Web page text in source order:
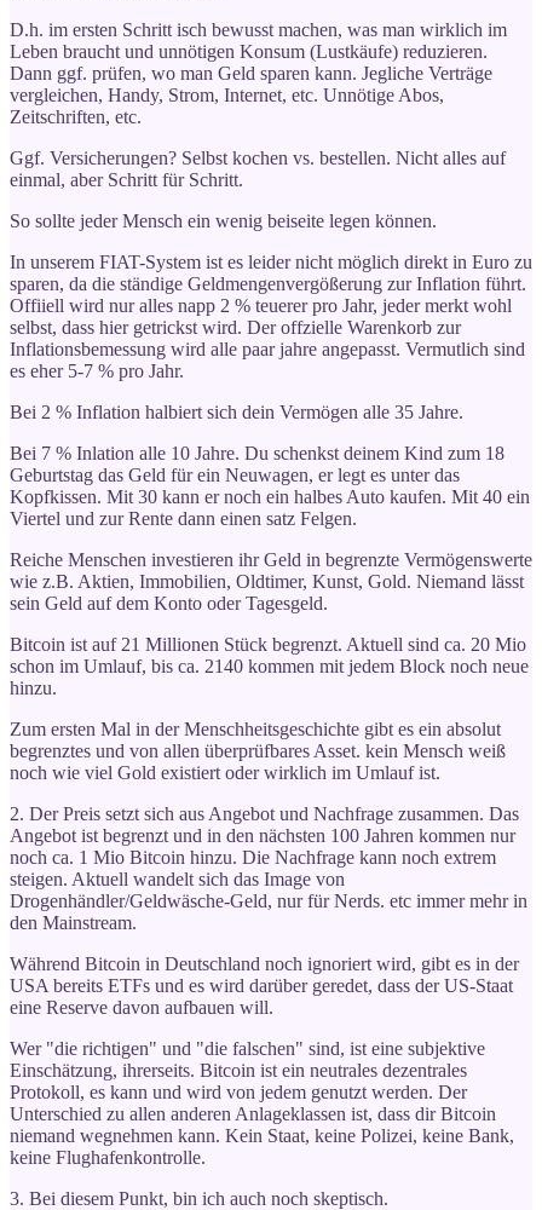
D.h. im ersten Schritt isch bewusst machen, was man wirklich im
Leben braucht und unnötigen Konsum (Lustkäufe) reduzieren.
Dann ggf. prüfen, wo man Geld sparen kann. Jegliche Verträge
vergleichen, Handy, Strom, Internet, etc. Unnötige Abos,
Zeitschriften, etc.
Ggf. Versicherungen? Selbst kochen vs. bestellen. Nicht alles auf
einmal, aber Schritt für Schritt.
So sollte jeder Mensch ein wenig beiseite legen können.
In unserem FIAT-System ist es leider nicht möglich direkt in Euro zu
sparen, da die ständige Geldmengenvergößerung zur Inflation führt.
Offiiell wird nur alles napp 2 % teuerer pro Jahr, jeder merkt wohl
selbst, dass hier getrickst wird. Der offzielle Warenkorb zur
Inflationsbemessung wird alle paar jahre angepasst. Vermutlich sind
es eher 5-7 % pro Jahr.
Bei 2 % Inflation halbiert sich dein Vermögen alle 35 Jahre.
Bei 7 % Inlation alle 10 Jahre. Du schenkst deinem Kind zum 18
Geburtstag das Geld für ein Neuwagen, er legt es unter das
Kopfkissen. Mit 30 kann er noch ein halbes Auto kaufen. Mit 40 ein
Viertel und zur Rente dann einen satz Felgen.
Reiche Menschen investieren ihr Geld in begrenzte Vermögenswerte
wie z.B. Aktien, Immobilien, Oldtimer, Kunst, Gold. Niemand lässt
sein Geld auf dem Konto oder Tagesgeld.
Bitcoin ist auf 21 Millionen Stück begrenzt. Aktuell sind ca. 20 Mio
schon im Umlauf, bis ca. 2140 kommen mit jedem Block noch neue
hinzu.
Zum ersten Mal in der Menschheitsgeschichte gibt es ein absolut
begrenztes und von allen überprüfbares Asset. kein Mensch weiß
noch wie viel Gold existiert oder wirklich im Umlauf ist.
2. Der Preis setzt sich aus Angebot und Nachfrage zusammen. Das
Angebot ist begrenzt und in den nächsten 100 Jahren kommen nur
noch ca. 1 Mio Bitcoin hinzu. Die Nachfrage kann noch extrem
steigen. Aktuell wandelt sich das Image von
Drogenhändler/Geldwäsche-Geld, nur für Nerds. etc immer mehr in
den Mainstream.
Während Bitcoin in Deutschland noch ignoriert wird, gibt es in der
USA bereits ETFs und es wird darüber geredet, dass der US-Staat
eine Reserve davon aufbauen will.
Wer "die richtigen" und "die falschen" sind, ist eine subjektive
Einschätzung, ihrerseits. Bitcoin ist ein neutrales dezentrales
Protokoll, es kann und wird von jedem genutzt werden. Der
Unterschied zu allen anderen Anlageklassen ist, dass dir Bitcoin
niemand wegnehmen kann. Kein Staat, keine Polizei, keine Bank,
keine Flughafenkontrolle.
3. Bei diesem Punkt, bin ich auch noch skeptisch.